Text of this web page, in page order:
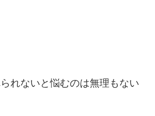
れないと悩むのは無理もない